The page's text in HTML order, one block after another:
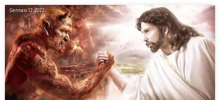
Gennaio 12, 2022